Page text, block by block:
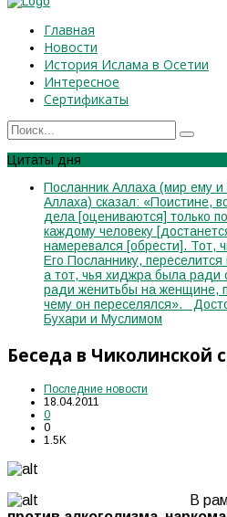
Главная
Новости
История Ислама в Осетии
Интересное
Сертификаты
Цитаты дня
Посланник Аллаха (мир ему и
Аллаха) сказал: «Поистине,
дела [оцениваются] только
каждому человеку
намеревался [обрести]. Тот,
Его Посланнику,
а тот, чья хиджра была ради
ради женитьбы на женщине,
чему он переселялся».
Бухари и Муслимом
Беседа в Чиколинской
Последние новости
18.04.2011
0
0
1.5K
В